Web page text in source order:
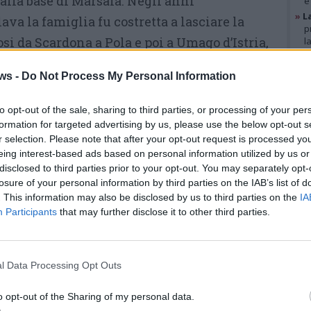
- Do Not Process My Personal Information
opt-out of the sale, sharing to third parties, or processing of your
for targeted advertising by us, please use the below opt-out
selection. Please note that after your opt-out request is processed
interest-based ads based on personal information utilized by us
to third parties prior to your opt-out. You may separately
of your personal information by third parties on the IAB’s list of
This information may also be disclosed by us to third parties on the
Participants that may further disclose it to other third parties.
Data Processing Opt Outs
opt-out of the Sharing of my personal data.
la famiglia fu costretta a lasciare la
da Scardona a Pola e poi a Umago d’Istria,
un viaggio che Bonacci ricordava
nel timore delle rappresaglie e delle foibe.
e mai adattato ai nuovi regimi, viaggiò
stemma sabaudo, quello anteriore al 1946:
scelto di conservarlo così com’era,
La carriera militare portò
Deposito Centrale
dell’Aeronautica di viale Milano.
»